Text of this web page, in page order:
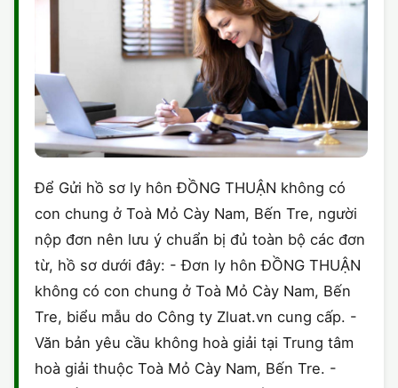
Để Gửi hồ sơ ly hôn ĐỒNG THUẬN không có
con chung ở Toà Mỏ Cày Nam, Bến Tre, người
nộp đơn nên lưu ý chuẩn bị đủ toàn bộ các đơn
từ, hồ sơ dưới đây: - Đơn ly hôn ĐỒNG THUẬN
không có con chung ở Toà Mỏ Cày Nam, Bến
Tre, biểu mẫu do Công ty Zluat.vn cung cấp. -
Văn bản yêu cầu không hoà giải tại Trung tâm
hoà giải thuộc Toà Mỏ Cày Nam, Bến Tre. -